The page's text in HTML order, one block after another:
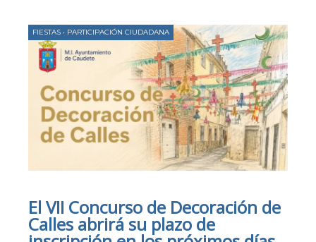
FIESTAS • PARTICIPACIÓN CIUDADANA
El VII Concurso de Decoración de
Calles abrirá su plazo de